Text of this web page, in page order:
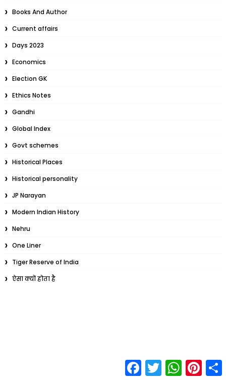
Books And Author
Current affairs
Days 2023
Economics
Election GK
Ethics Notes
Gandhi
Global Index
Govt schemes
Historical Places
Historical personality
JP Narayan
Modern Indian History
Nehru
One Liner
Tiger Reserve of India
ऐसा क्यों होता है
a
T
w
W
h